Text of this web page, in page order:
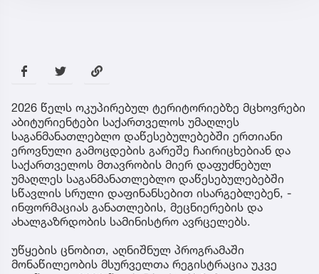
2026 წელს ოკუპირებულ ტერიტორიებზე მცხოვრები
აბიტურიენტები საქართველოს უმაღლეს
საგანმანათლებლო დაწესებულებებში ერთიანი
ეროვნული გამოცდების გარეშე ჩაირიცხებიან და
საქართველოს მთავრობის მიერ დაფუძნებულ
უმაღლეს საგანმანათლებლო დაწესებულებებში
სწავლის სრული დაფინანსებით ისარგებლებენ, -
ინფორმაციას განათლების, მეცნიერების და
ახალგაზრდობის სამინისტრო ავრცელებს.
უწყების ცნობით, აღნიშნულ პროგრამაში
მონაწილეობის მსურველთა რეგისტრაცია უკვე